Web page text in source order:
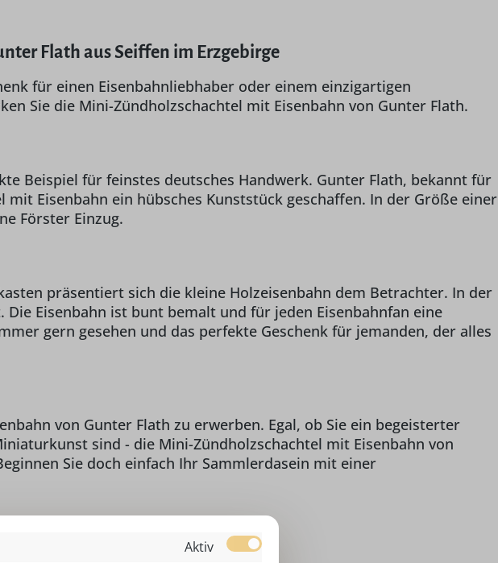
Flath aus Seiffen im Erzgebirge
für einen Eisenbahnliebhaber oder einem einzigartigen
Sie die Mini-Zündholzschachtel mit Eisenbahn von Gunter Flath.
Beispiel für feinstes deutsches Handwerk. Gunter Flath, bekannt für
Eisenbahn ein hübsches Kunststück geschaffen. In der Größe einer
Förster Einzug.
präsentiert sich die kleine Holzeisenbahn dem Betrachter. In der
Eisenbahn ist bunt bemalt und für jeden Eisenbahnfan eine
gern gesehen und das perfekte Geschenk für jemanden, der alles
von Gunter Flath zu erwerben. Egal, ob Sie ein begeisterter
sind - die Mini-Zündholzschachtel mit Eisenbahn von
Sie doch einfach Ihr Sammlerdasein mit einer
Aktiv